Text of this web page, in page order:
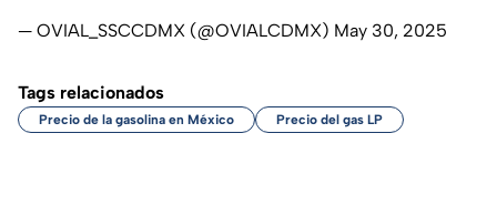
— OVIAL_SSCCDMX (@OVIALCDMX) May 30, 2025
Tags relacionados
Precio de la gasolina en México Precio del gas LP